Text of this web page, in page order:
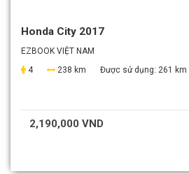
Honda City 2017
EZBOOK VIỆT NAM
4
238 km Được sử dụng: 261 km
2,190,000 VND